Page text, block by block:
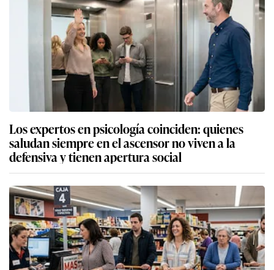
Los expertos en psicología coinciden: quienes
saludan siempre en el ascensor no viven a la
defensiva y tienen apertura social